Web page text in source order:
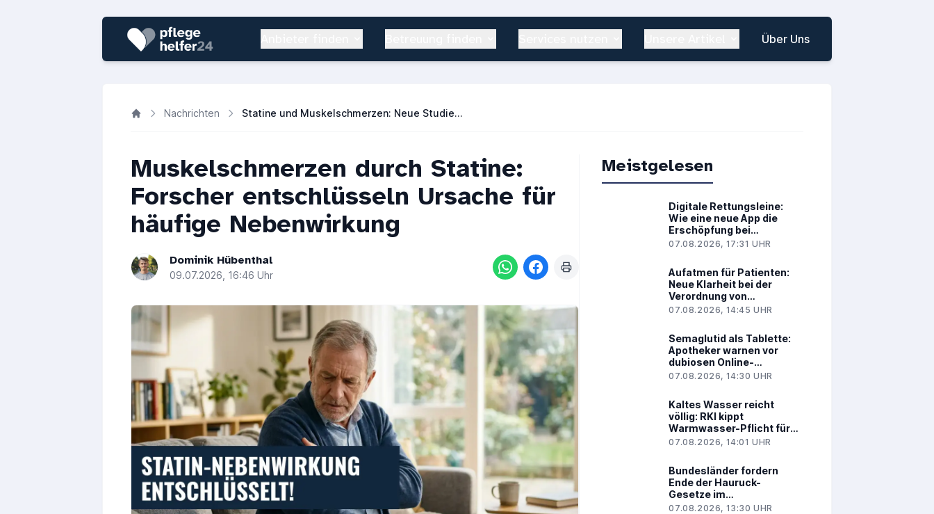
Über Uns
Nachrichten Statine und Muskelschmerzen: Neue Studie klärt die Ursachen
Muskelschmerzen durch Statine:
Forscher entschlüsseln Ursache für
häufige Nebenwirkung
Dominik Hübenthal
09.07.2026, 16:46 Uhr
Meistgelesen
Digitale Rettungsleine:
Wie eine neue App die
Erschöpfung bei
Brustkrebs spürbar lindert
07.08.2026, 17:31 UHR
Aufatmen für Patienten:
Neue Klarheit bei der
Verordnung von
Medizinalcannabis
07.08.2026, 14:45 UHR
Semaglutid als Tablette:
Apotheker warnen vor
dubiosen Online-
Angeboten
07.08.2026, 14:30 UHR
Kaltes Wasser reicht
völlig: RKI kippt
Warmwasser-Pflicht für
Kliniken
07.08.2026, 14:01 UHR
Bundesländer fordern
Ende der Hauruck-
Gesetze im
Gesundheitswesen
07.08.2026, 13:30 UHR